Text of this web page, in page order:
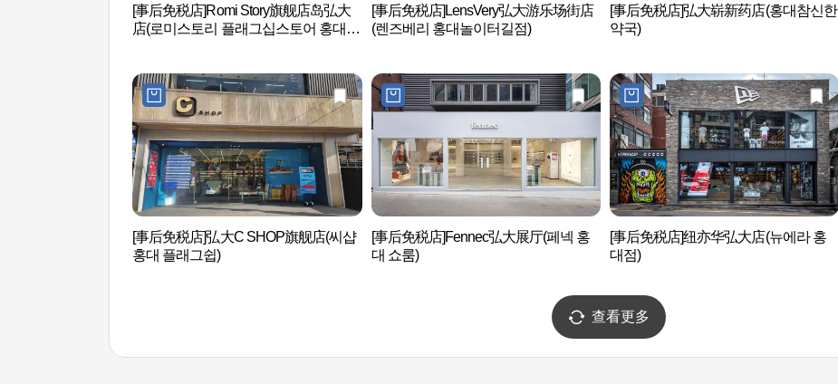
[事后免税店]Romi Story旗舰店岛弘大
店(로미스토리 플래그십스토어 홍대
[事后免税店]LensVery弘大游乐场街店
(렌즈베리 홍대놀이터길점)
[事后免税店]弘大崭新药店(홍대참신한
약국)
[事后免税店]弘大C SHOP旗舰店(씨샵
홍대 플래그쉽)
[事后免税店]Fennec弘大展厅(페넥 홍
대 쇼룸)
[事后免税店]纽亦华弘大店(뉴에라 홍
대점)
查看更多